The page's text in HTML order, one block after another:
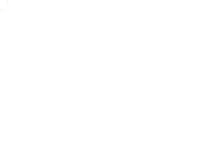
伤等等。影视作品对孩子的影响不可忽视，对此，众多专家和家